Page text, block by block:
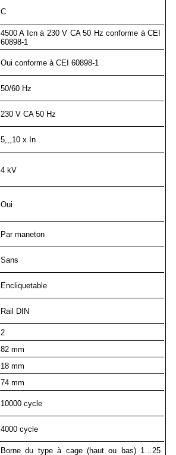
C
4500 A Icn à 230 V CA 50 Hz conforme à CEI
60898-1
Oui conforme à CEI 60898-1
50/60 Hz
230 V CA 50 Hz
5,,,10 x In
4 kV
Oui
Par maneton
Sans
Encliquetable
Rail DIN
2
82 mm
18 mm
74 mm
10000 cycle
4000 cycle
Borne du type à cage (haut ou bas) 1…25